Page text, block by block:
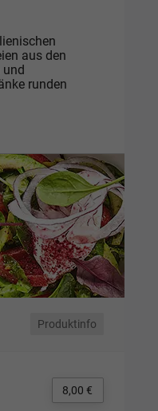
aus den
und
runden
Produktinfo
8,00 €